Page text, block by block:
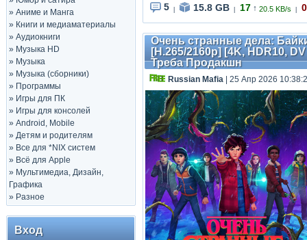
» Аниме и Манга
» Книги и медиаматериалы
» Аудиокниги
» Музыка HD
» Музыка
» Музыка (сборники)
» Программы
» Игры для ПК
» Игры для консолей
» Android, Mobile
» Детям и родителям
» Все для *NIX систем
» Всё для Apple
» Мультимедиа, Дизайн,
Графика
» Разное
Вход
5 15.8 GB 17 ↑ 20.5 KB/s 0
Очень странные дела:
[H.265/2160p] [4K, HDR10,
Треба Продакшн
Russian Mafia | 25 Апр 2026